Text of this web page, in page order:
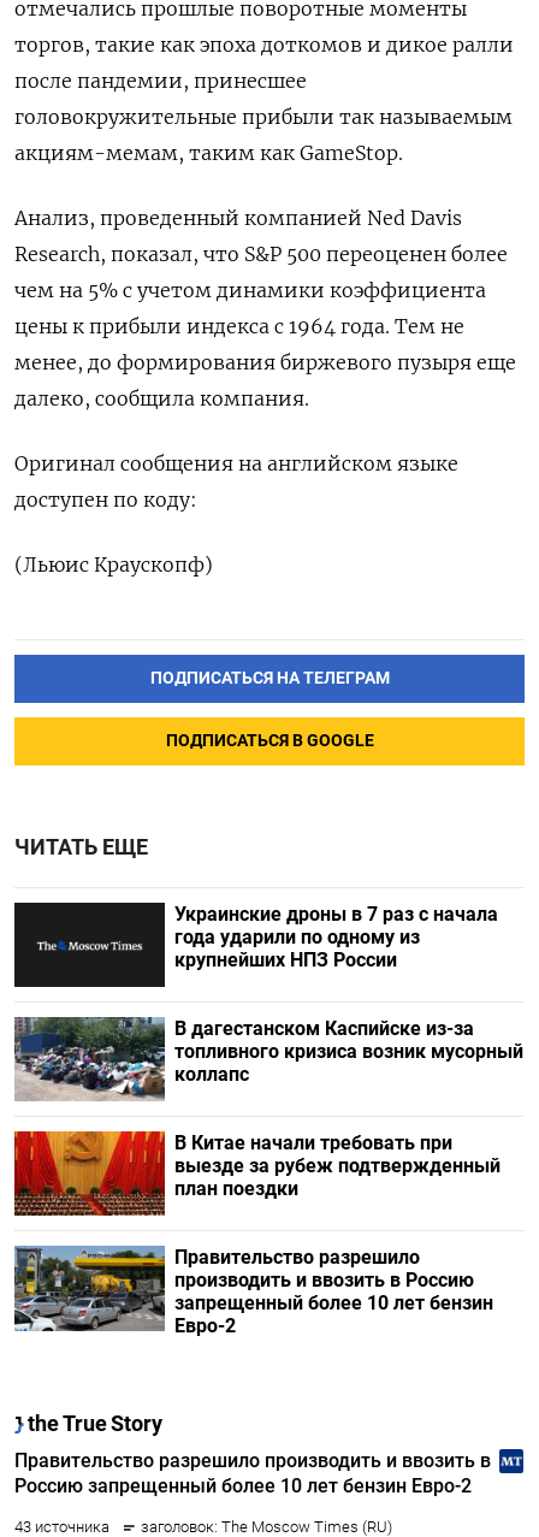
отмечались прошлые поворотные моменты
торгов, такие как эпоха доткомов и дикое ралли
после пандемии, принесшее
головокружительные прибыли так называемым
акциям-мемам, таким как GameStop.
Анализ, проведенный компанией Ned Davis
Research, показал, что S&P 500 переоценен более
чем на 5% с учетом динамики коэффициента
цены к прибыли индекса с 1964 года. Тем не
менее, до формирования биржевого пузыря еще
далеко, сообщила компания.
Оригинал сообщения на английском языке
доступен по коду:
(Льюис Краускопф)
ПОДПИСАТЬСЯ НА ТЕЛЕГРАМ
ПОДПИСАТЬСЯ В GOOGLE
ЧИТАТЬ ЕЩЕ
Украинские дроны в 7 раз с начала
года ударили по одному из
крупнейших НПЗ России
В дагестанском Каспийске из-за
топливного кризиса возник мусорный
коллапс
В Китае начали требовать при
выезде за рубеж подтвержденный
план поездки
Правительство разрешило
производить и ввозить в Россию
запрещенный более 10 лет бензин
Евро-2